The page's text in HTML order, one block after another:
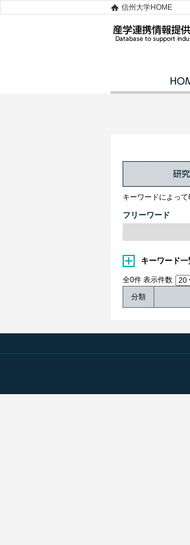
信州大学HOME
キーワードによって
フリーワード
キーワード一
全0件 表示件数
分類